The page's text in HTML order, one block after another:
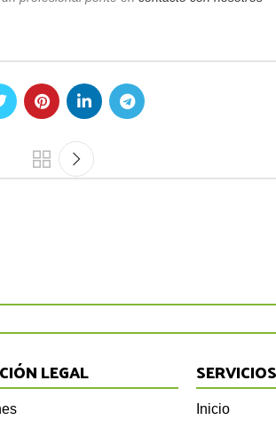
LEGAL SERVICIOS
Inicio